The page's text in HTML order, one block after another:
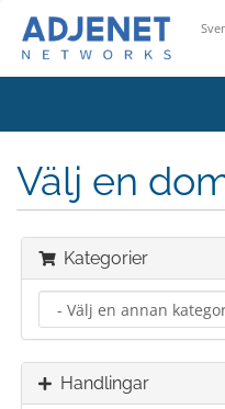
Välj en
Kategorier
Handlingar